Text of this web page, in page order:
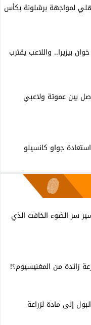
لمواجهة برشلونة بكأس
بيزيرا.. واللاعب يقترب
بين عموتة ولاعبي
جواو كانسيلو
سر الضوء الخافت الذي
زائدة من المغنيسيوم؟!
إلى مادة لزراعة